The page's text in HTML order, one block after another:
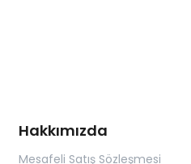
Hakkımızda
Mesafeli Satış Sözleşmesi